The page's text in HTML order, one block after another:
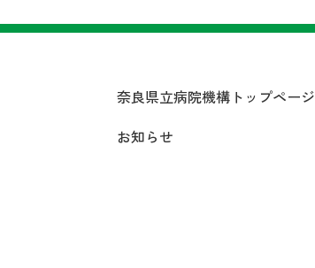
奈良県立病院機構トップページ
お知らせ